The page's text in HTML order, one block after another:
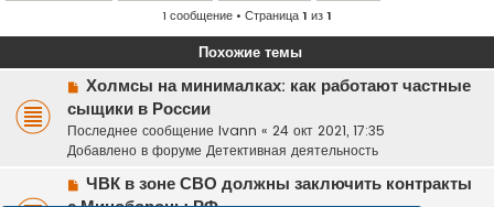
1 сообщение • Страница1 из1
Похожие темы
Н
о
о
с
о
Холмсы на минималках: как работают частные
сыщики в России
Последнее сообщение Ivann « 24 окт 2021, 17:35
Добавлено в форуме Детективная деятельность
Н
о
ЧВК в зоне СВО должны заключить контракты